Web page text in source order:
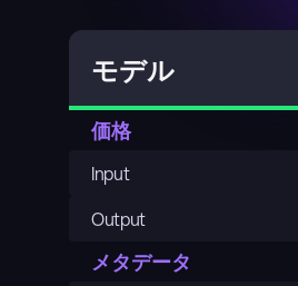
モデル
価格
Input
Output
メタデータ